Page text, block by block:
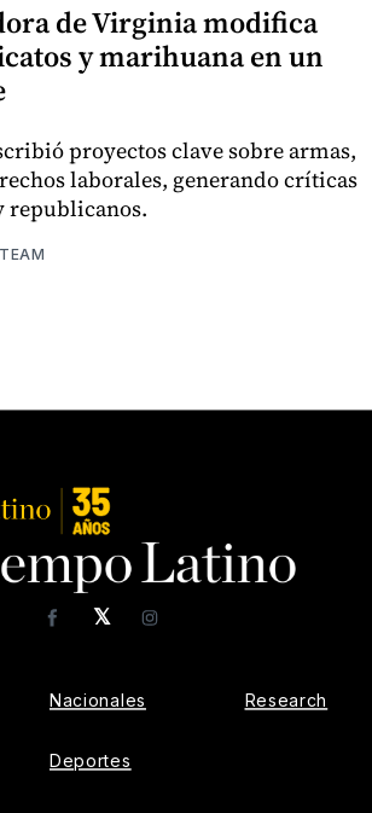
de Virginia modifica
y marihuana en un
proyectos clave sobre armas,
laborales, generando críticas
republicanos.
𝕏
FacebookInstagram
Nacionales
Deportes
Research